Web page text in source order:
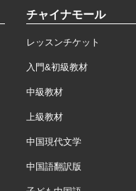
チャイナモール
レッスンチケット
入門&初級教材
中級教材
上級教材
中国現代文学
中国語翻訳版